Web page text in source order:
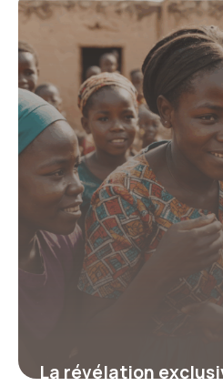
bénévole : la vérité
peut changer votre
19 juin 2026
La révélation